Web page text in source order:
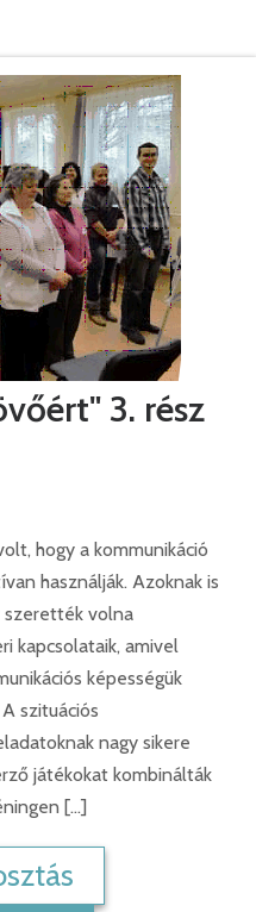
3. rész
hogy a kommunikáció
használják. Azoknak is
szerették volna
kapcsolataik, amivel
képességük
szituációs
nagy sikere
játékokat kombinálták
[…]